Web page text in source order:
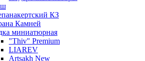
КЗ
Камней
миниатюрная
"Thiv" Premium
LIAREV
Artsakh New